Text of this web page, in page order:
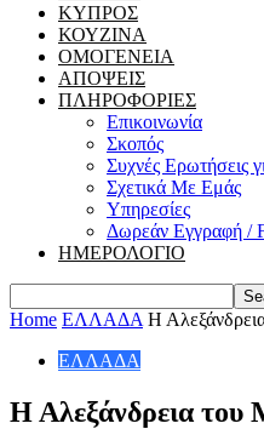
ΚΥΠΡΟΣ
ΚΟΥΖΙΝΑ
ΟΜΟΓΕΝΕΙΑ
ΑΠΟΨΕΙΣ
ΠΛΗΡΟΦΟΡΙΕΣ
Επικοινωνία
Σκοπός
Συχνές Ερωτήσεις
Σχετικά Με Εμάς
Υπηρεσίες
Δωρεάν Εγγραφή /
ΗΜΕΡΟΛΟΓΙΟ
Home ΕΛΛΑΔΑ Η
ΕΛΛΑΔΑ
Η Αλεξάνδρεια